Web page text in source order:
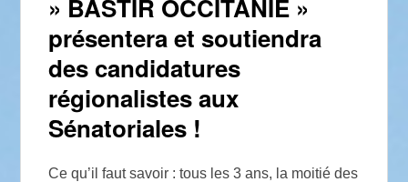
» BASTIR OCCITANIE »
présentera et soutiendra
des candidatures
régionalistes aux
Sénatoriales !
Ce qu’il faut savoir : tous les 3 ans, la moitié des